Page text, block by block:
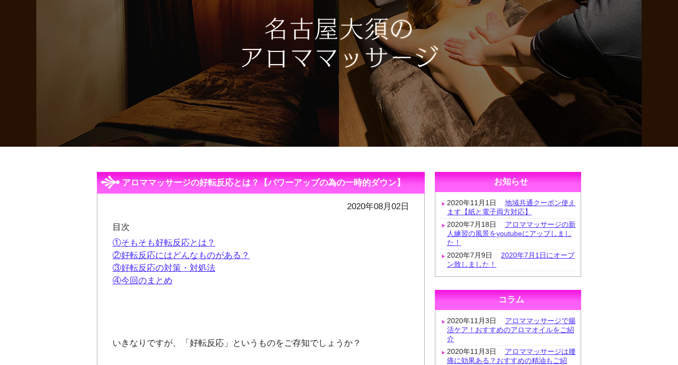
アロママッサージの好転反応とは？【パワーアップの為の一時的ダウン】
2020年08月02日
目次
①そもそも好転反応とは？
②好転反応にはどんなものがある？
③好転反応の対策・対処法
④今回のまとめ
いきなりですが、「好転反応」というものをご存知でしょうか？
お知らせ
2020年11月1日
地域共通クーポン使え
ます【紙と電子両方対応】
2020年7月18日
アロママッサージの新
人練習の風景をyoutubeにアップしまし
た！
2020年7月9日
2020年7月1日にオープ
ン致しました！
コラム
2020年11月3日
アロママッサージで腸
活ケア！おすすめのアロマオイルをご紹
介
2020年11月3日
アロママッサージは腰
痛に効果ある？おすすめの精油もご紹